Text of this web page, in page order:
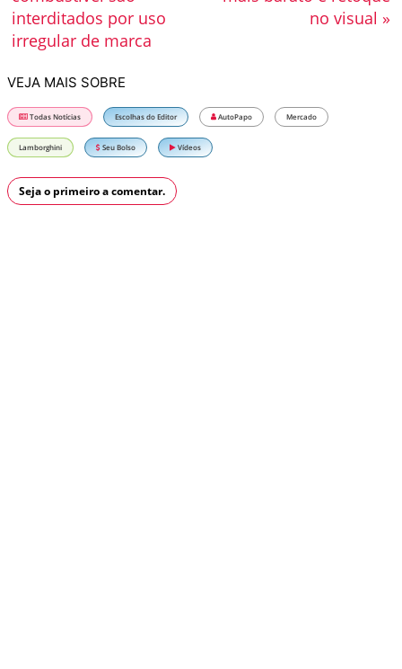
no visual »
interditados por uso
irregular de marca
VEJA MAIS SOBRE
Todas Notícias Escolhas do Editor AutoPapo Mercado
Lamborghini Seu Bolso Vídeos
Seja o primeiro a comentar.